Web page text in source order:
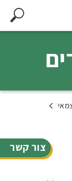
צור קשר